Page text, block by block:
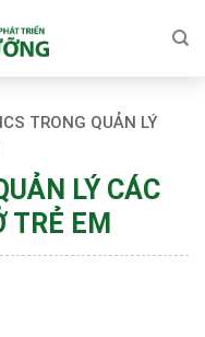
TRONG QUẢN LÝ
LÝ CÁC
TRẺ EM